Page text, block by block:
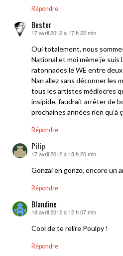
Répondre
Bester
dit :
17 avril 2012 à 17 h 22 min
Oui totalement, nous
National et moi même je suis
ratonnades le WE entre
Nan allez sans déconner les
tous les artistes médiocres
insipide, faudrait arrêter de
prochaines années rien qu’à
Répondre
Pilip
dit :
17 avril 2012 à 18 h 20 min
Gonzai en gonzo, encore un
Répondre
Blandine
dit :
18 avril 2012 à 12 h 07 min
Cool de te relire Poulpy !
Répondre